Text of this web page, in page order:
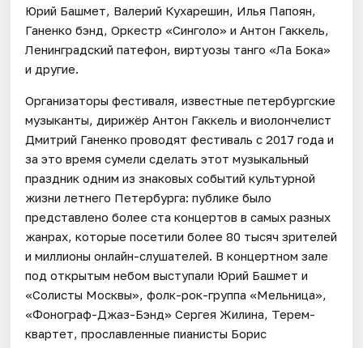
Юрий Башмет, Валерий Кухарешин, Илья Папоян,
Ганенко бэнд, Оркестр «Синголо» и Антон Гаккель,
Ленинградский патефон, виртуозы танго «Ла Бока»
и другие.
Организаторы фестиваля, известные петербургские
музыканты, дирижёр Антон Гаккель и виолончелист
Дмитрий Ганенко проводят фестиваль с 2017 года и
за это время сумели сделать этот музыкальный
праздник одним из знаковых событий культурной
жизни летнего Петербурга: публике было
представлено более ста концертов в самых разных
жанрах, которые посетили более 80 тысяч зрителей
и миллионы онлайн-слушателей. В концертном зале
под открытым небом выступали Юрий Башмет и
«Солисты Москвы», фолк-рок-группа «Мельница»,
«Фонограф-Джаз-Бэнд» Сергея Жилина, Терем-
квартет, прославленные пианисты Борис